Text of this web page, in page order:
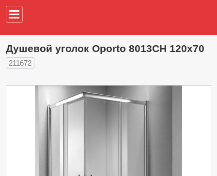
Душевой уголок Oporto 8013CH 120x70
211672